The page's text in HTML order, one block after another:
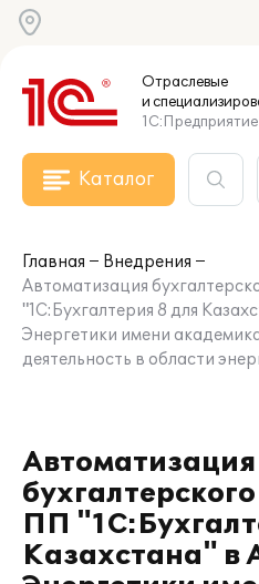
Отраслевые
и
1С:Предприятие
Каталог
Главная
Внедрения
Автоматизация
"1С:Бухгалтерия 8 для
Энергетики имени
деятельность в области
Автоматизация
ПП
Казахстана"